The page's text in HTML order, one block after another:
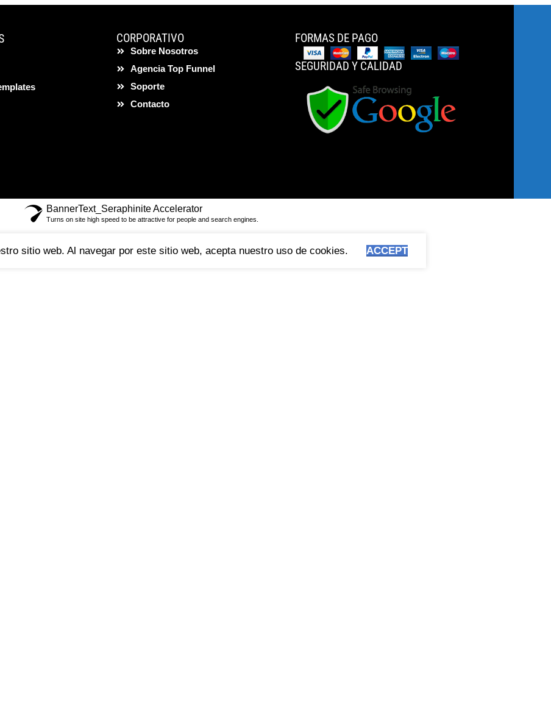
CORPORATIVO
Sobre Nosotros
Agencia Top Funnel
Soporte
Contacto
FORMAS DE PAGO
SEGURIDAD Y CALIDAD
sitio web. Al navegar por este sitio web, acepta nuestro uso de cookies. ACCEPT
BannerText_Seraphinite Accelerator
Turns on site high speed to be attractive for people and search engines.